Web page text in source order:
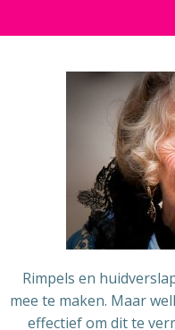
Rimpels en
mee te maken. Maar
effectief om dit te